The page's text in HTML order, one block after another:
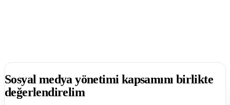
Sosyal medya yönetimikapsamını birlikte
değerlendirelim